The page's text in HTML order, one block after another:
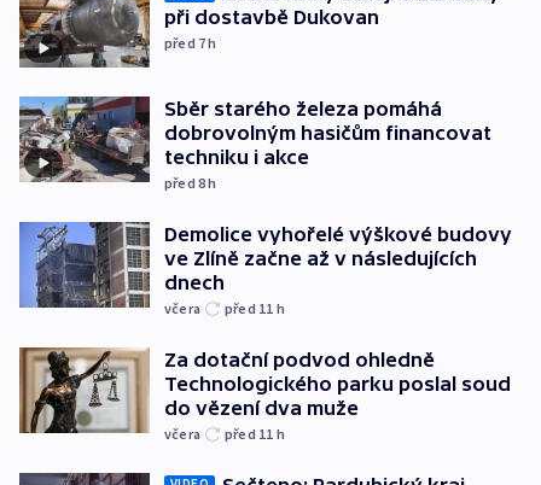
při dostavbě Dukovan
před 7h
Sběr starého železa pomáhá
dobrovolným hasičům financovat
techniku i akce
před 8h
Demolice vyhořelé výškové budovy
ve Zlíně začne až v následujících
dnech
včera před 11 h
Za dotační podvod ohledně
Technologického parku poslal soud
do vězení dva muže
včera před 11 h